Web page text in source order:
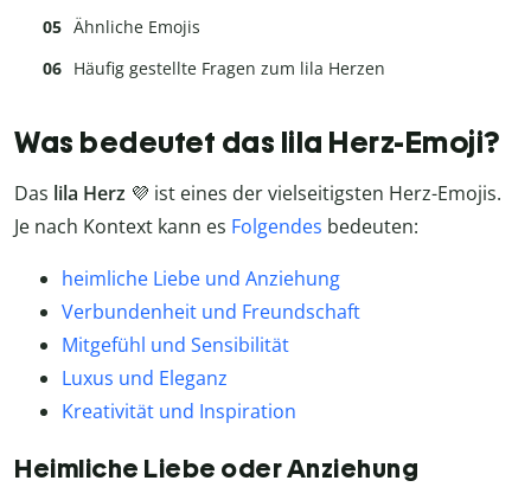
Ähnliche Emojis
Häufig gestellte Fragen zum lila Herzen
Was bedeutet das lila Herz-Emoji?
Das lila Herz 💜 ist eines der vielseitigsten Herz-Emojis.
Je nach Kontext kann es Folgendes bedeuten:
heimliche Liebe und Anziehung
Verbundenheit und Freundschaft
Mitgefühl und Sensibilität
Luxus und Eleganz
Kreativität und Inspiration
Heimliche Liebe oder Anziehung